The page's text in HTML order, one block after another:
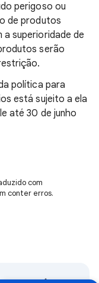
perigoso ou
de produtos
a superioridade de
serão
política para
está sujeito a ela
até 30 de junho
com
conter erros.